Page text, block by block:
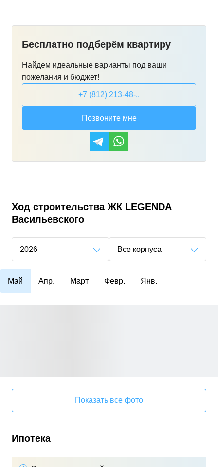
Бесплатно подберём квартиру
Найдем идеальные варианты под ваши
пожелания и бюджет!
+7 (812) 213-48-..
Позвоните мне
Ход строительства ЖК LEGENDA
Васильевского
2026 Все корпуса
Май Апр. Март Февр. Янв.
Показать все фото
Ипотека